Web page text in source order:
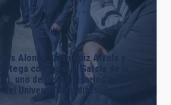
Alonso, Juan Ruiz Alzola y
con Ignacio García de la
uno de los comisarios de la
del Universo”. Créditos: Daniel